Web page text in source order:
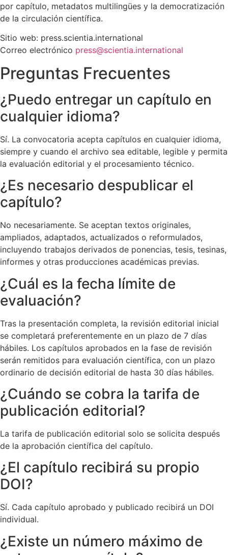
por capítulo, metadatos multilingües y la democratización
de la circulación científica.
Sitio web: press.scientia.international
Correo electrónico press@scientia.international
Preguntas Frecuentes
¿Puedo entregar un capítulo en
cualquier idioma?
Sí. La convocatoria acepta capítulos en cualquier idioma,
siempre y cuando el archivo sea editable, legible y permita
la evaluación editorial y el procesamiento técnico.
¿Es necesario despublicar el
capítulo?
No necesariamente. Se aceptan textos originales,
ampliados, adaptados, actualizados o reformulados,
incluyendo trabajos derivados de ponencias, tesis, tesinas,
informes y otras producciones académicas previas.
¿Cuál es la fecha límite de
evaluación?
Tras la presentación completa, la revisión editorial inicial
se completará preferentemente en un plazo de 7 días
hábiles. Los capítulos aprobados en la fase de revisión
serán remitidos para evaluación científica, con un plazo
ordinario de decisión editorial de hasta 30 días hábiles.
¿Cuándo se cobra la tarifa de
publicación editorial?
La tarifa de publicación editorial solo se solicita después
de la aprobación científica del capítulo.
¿El capítulo recibirá su propio
DOI?
Sí. Cada capítulo aprobado y publicado recibirá un DOI
individual.
¿Existe un número máximo de